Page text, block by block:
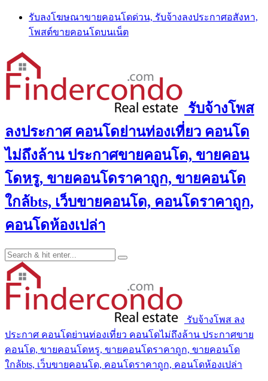
Skip
content
รับลงโฆษณาขายคอนโดด่วน, รับจ้างลงประกาศอสังหา,
โพสต์ขายคอนโดบนเน็ต
รับจ้างโพส
ลงประกาศ คอนโดย่านท่องเที่ยว คอนโด
ไม่ถึงล้าน ประกาศขายคอนโด, ขายคอน
โดหรู, ขายคอนโดราคาถูก, ขายคอนโด
ใกล้bts, เว็บขายคอนโด, คอนโดราคาถูก,
คอนโดห้องเปล่า
รับจ้างโพส ลง
ประกาศ คอนโดย่านท่องเที่ยว คอนโดไม่ถึงล้าน ประกาศขาย
คอนโด, ขายคอนโดหรู, ขายคอนโดราคาถูก, ขายคอนโด
ใกล้bts, เว็บขายคอนโด, คอนโดราคาถูก, คอนโดห้องเปล่า